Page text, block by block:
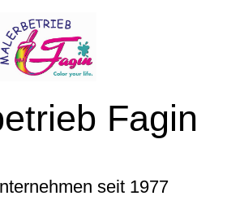
Fagin
seit 1977